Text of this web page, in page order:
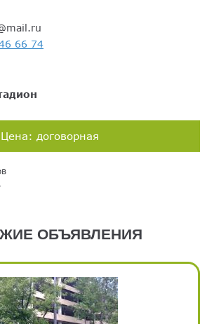
66 74
Цена: договорная
ОБЪЯВЛЕНИЯ